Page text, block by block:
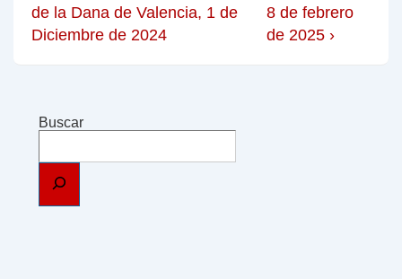
de la Dana de Valencia, 1 de
Diciembre de 2024
8 de febrero
de 2025 ›
Buscar